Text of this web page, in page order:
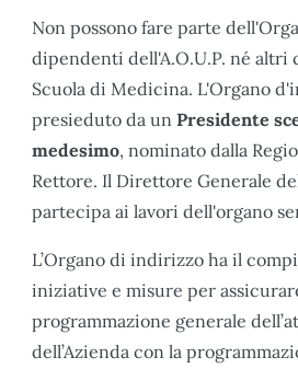
Non possono fare parte
dipendenti dell'A.O.U.P. né altri
Scuola di Medicina. L'Organo
presieduto da un Presidente
medesimo, nominato dalla
Rettore. Il Direttore Generale
partecipa ai lavori dell'organo
L’Organo di indirizzo ha il
iniziative e misure per
programmazione generale
dell’Azienda con la